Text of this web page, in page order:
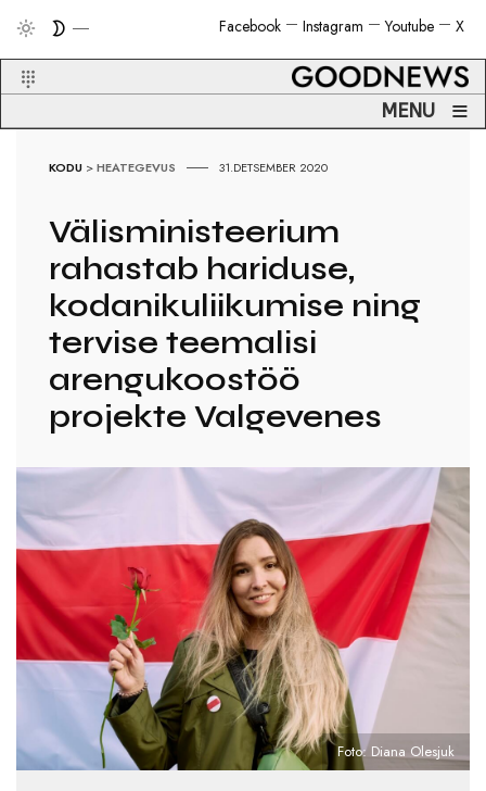
X
Youtube
Instagram
Facebook
MENU ≡
KODU >HEATEGEVUS 31.DETSEMBER 2020
Välisministeerium
rahastab hariduse,
kodanikuliikumise ning
tervise teemalisi
arengukoostöö
projekte Valgevenes
Foto: Diana Olesjuk